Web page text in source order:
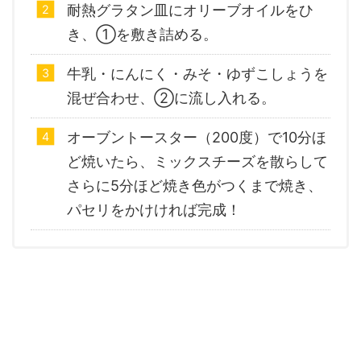
耐熱グラタン皿にオリーブオイルをひ
き、①を敷き詰める。
牛乳・にんにく・みそ・ゆずこしょうを
混ぜ合わせ、②に流し入れる。
オーブントースター（200度）で10分ほ
ど焼いたら、ミックスチーズを散らして
さらに5分ほど焼き色がつくまで焼き、
パセリをかけければ完成！